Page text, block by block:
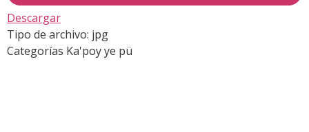
Descargar
Tipo de archivo: jpg
Categorías Ka'poy ye pü